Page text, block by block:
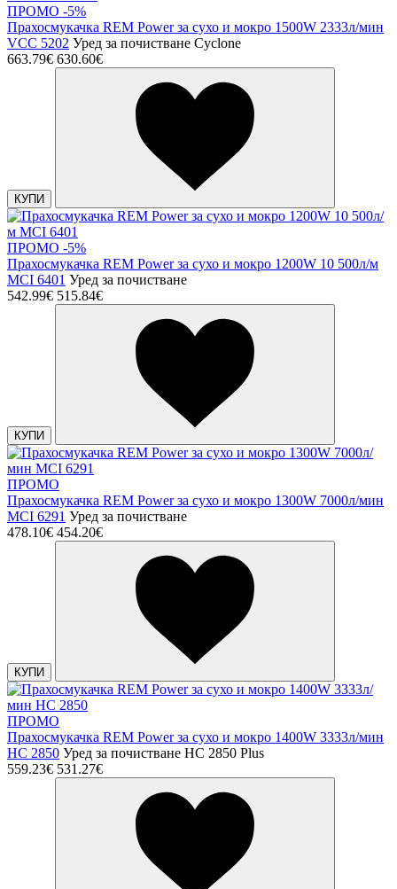
ПРОМО -5%
Прахосмукачка REM Power за сухо и мокро 1500W 2333л/мин
VCC 5202 Уред за почистване Cyclone
663.79€ 630.60€
КУПИ
ПРОМО -5%
Прахосмукачка REM Power за сухо и мокро 1200W 10 500л/м
MCI 6401 Уред за почистване
542.99€ 515.84€
КУПИ
ПРОМО
Прахосмукачка REM Power за сухо и мокро 1300W 7000л/мин
MCI 6291 Уред за почистване
478.10€ 454.20€
КУПИ
ПРОМО
Прахосмукачка REM Power за сухо и мокро 1400W 3333л/мин
HC 2850 Уред за почистване HC 2850 Plus
559.23€ 531.27€